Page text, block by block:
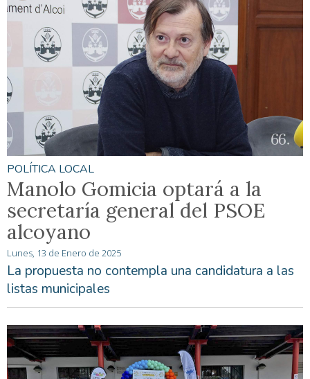
POLÍTICA LOCAL
Manolo Gomicia optará a la
secretaría general del PSOE
alcoyano
Lunes, 13 de Enero de 2025
La propuesta no contempla una candidatura a las
listas municipales